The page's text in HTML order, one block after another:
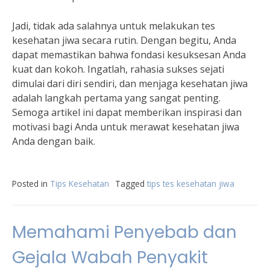
Jadi, tidak ada salahnya untuk melakukan tes
kesehatan jiwa secara rutin. Dengan begitu, Anda
dapat memastikan bahwa fondasi kesuksesan Anda
kuat dan kokoh. Ingatlah, rahasia sukses sejati
dimulai dari diri sendiri, dan menjaga kesehatan jiwa
adalah langkah pertama yang sangat penting.
Semoga artikel ini dapat memberikan inspirasi dan
motivasi bagi Anda untuk merawat kesehatan jiwa
Anda dengan baik.
Posted in Tips Kesehatan Tagged tips tes kesehatan jiwa
Memahami Penyebab dan
Gejala Wabah Penyakit